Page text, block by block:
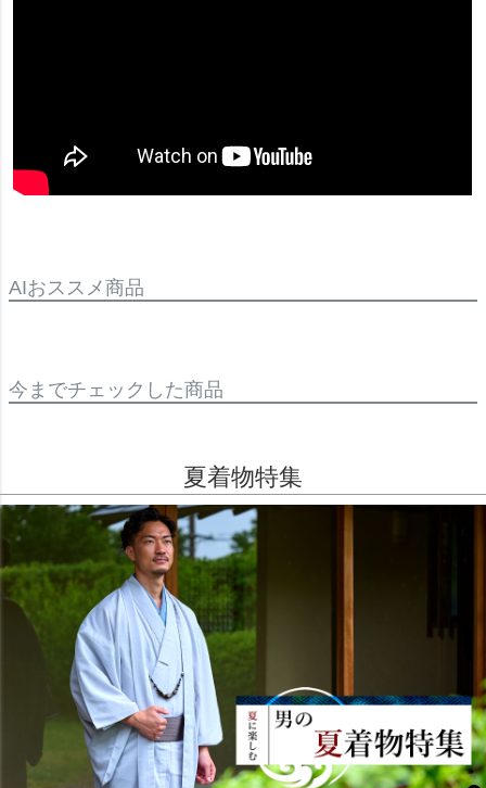
AIおススメ商品
今までチェックした商品
夏着物特集